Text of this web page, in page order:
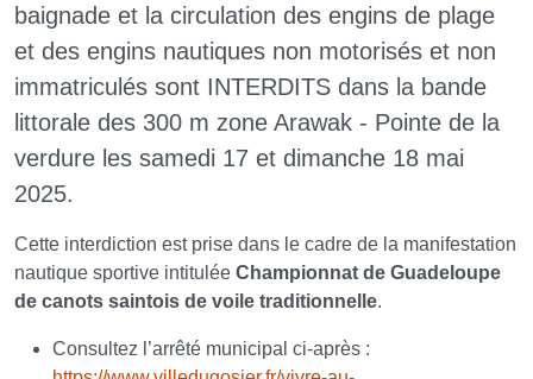
baignade et la circulation des engins de plage
et des engins nautiques non motorisés et non
immatriculés sont INTERDITS dans la bande
littorale des 300 m zone Arawak - Pointe de la
verdure les samedi 17 et dimanche 18 mai
2025.
Cette interdiction est prise dans le cadre de la manifestation
nautique sportive intitulée Championnat de Guadeloupe
de canots saintois de voile traditionnelle.
Consultez l’arrêté municipal ci-après :